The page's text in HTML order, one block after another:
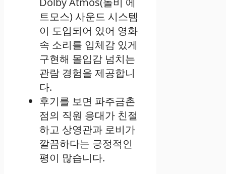
트모스) 사운드 시스템
이 도입되어 있어 영화
속 소리를 입체감 있게
구현해 몰입감 넘치는
관람 경험을 제공합니
다.
후기를 보면 파주금촌
점의 직원 응대가 친절
하고 상영관과 로비가
깔끔하다는 긍정적인
평이 많습니다.